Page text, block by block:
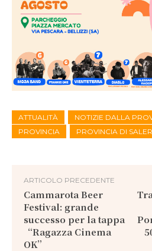
ATTUALITÀ
NOTIZIE DALLA
PROVINCIA
PROVINCIA DI
ARTICOLO PRECEDENTE
Cammarota Beer
Festival: grande
successo per la tappa
“Ragazza Cinema
OK”